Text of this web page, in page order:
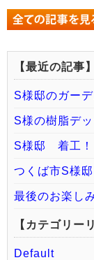
【最近の記事】
S様邸のガー
S様の樹脂デ
S様邸 着工！
つくば市S様
最後のお楽し
【カテゴリー
Default